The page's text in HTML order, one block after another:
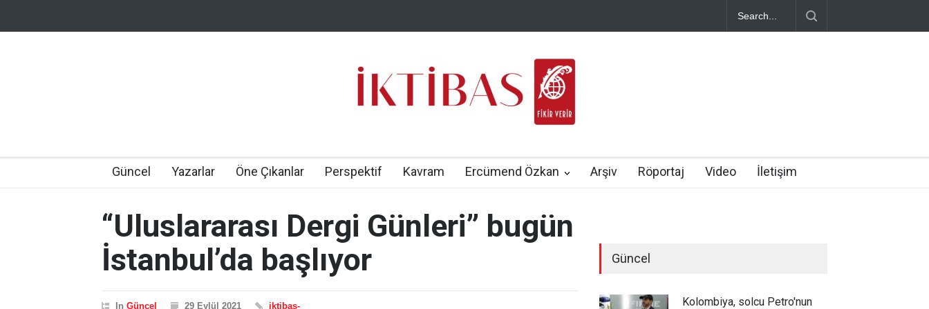
Güncel Yazarlar Öne Çıkanlar Perspektif Kavram Ercümend Özkan Arşiv Röportaj Video İletişim
“Uluslararası Dergi Günleri” bugün
İstanbul’da başlıyor
In Güncel 29 Eylül 2021 iktibas-
Güncel
Kolombiya, solcu Petro'nun